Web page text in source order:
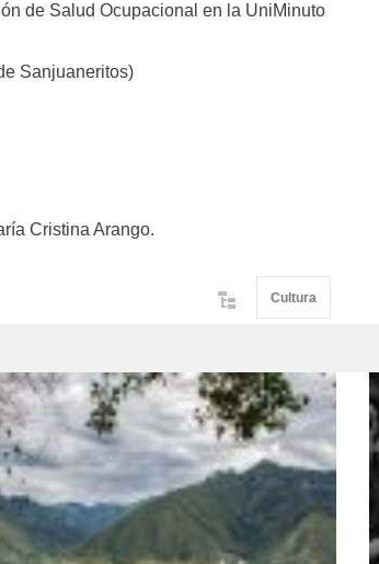
de Salud Ocupacional en la UniMinuto
Sanjuaneritos)
Cristina Arango.
Cultura